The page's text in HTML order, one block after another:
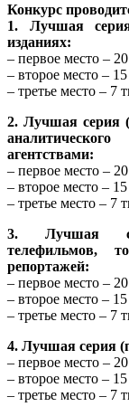
Конкурс
1. Лучшая
изданиях:
– первое место –
– второе место –
– третье место – 7
2. Лучшая серия
агентствами:
– первое место –
– второе место –
– третье место – 7
3. Лучшая
телефильмов,
репортажей:
– первое место –
– второе место –
– третье место – 7
4. Лучшая серия
– первое место –
– второе место –
– третье место – 7